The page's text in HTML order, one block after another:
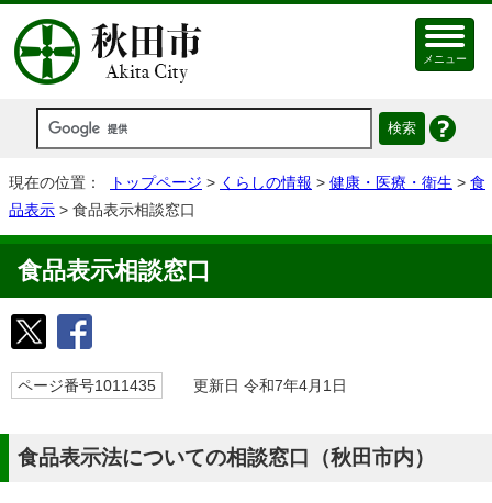
メニュー
現在の位置： トップページ > くらしの情報 > 健康・医療・衛生 > 食
品表示 > 食品表示相談窓口
食品表示相談窓口
ページ番号1011435 更新日 令和7年4月1日
食品表示法についての相談窓口（秋田市内）